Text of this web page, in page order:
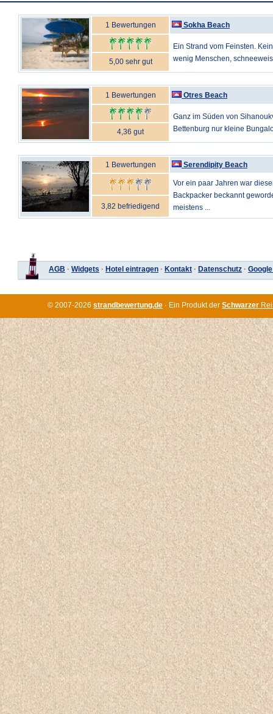
1 Bewertungen Sokha Beach
Ein Strand vom Feinsten.
wenig Menschen,
5,00 sehr gut
1 Bewertungen Otres Beach
Ganz im Süden von
Bettenburg nur kleine
4,36 gut
1 Bewertungen Serendipity Beach
Vor ein paar Jahren war
Backpacker beckannt
meistens ...
3,82 befriedigend
AGB · Widgets · Hotel eintragen · Kontakt · Datenschutz ·
© 2007-2026 strandbewertung.de · Ein Produkt der Schwarzer